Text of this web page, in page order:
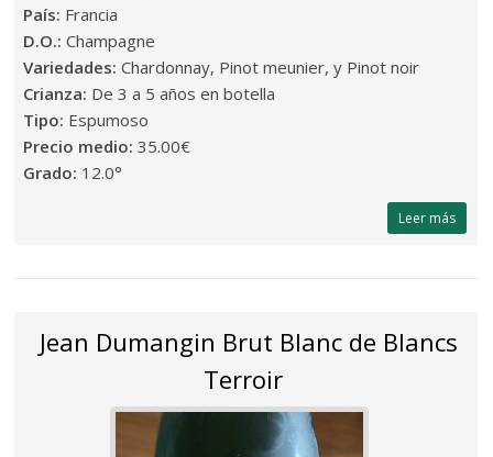
País: Francia
D.O.:Champagne
Variedades:Chardonnay, Pinot meunier, y Pinot noir
Crianza: De 3 a 5 años en botella
Tipo: Espumoso
Precio medio:35.00€
Grado: 12.0°
Leer más
Jean Dumangin Brut Blanc de Blancs
Terroir